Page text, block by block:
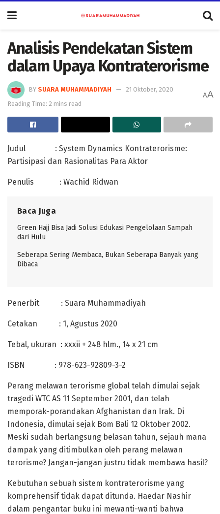
Analisis Pendekatan Sistem
dalam Upaya Kontraterorisme
BY SUARA MUHAMMADIYAH
21 Oktober, 2020
Reading Time: 2 mins read
AA
Judul : System Dynamics Kontraterorisme:
Partisipasi dan Rasionalitas Para Aktor
Penulis : Wachid Ridwan
Baca Juga
Green Hajj Bisa Jadi Solusi Edukasi Pengelolaan Sampah
dari Hulu
Seberapa Sering Membaca, Bukan Seberapa Banyak yang
Dibaca
Penerbit : Suara Muhammadiyah
Cetakan : 1, Agustus 2020
Tebal, ukuran : xxxii + 248 hlm., 14 x 21 cm
ISBN : 978-623-92809-3-2
Perang melawan terorisme global telah dimulai sejak
tragedi WTC AS 11 September 2001, dan telah
memporak-porandakan Afghanistan dan Irak. Di
Indonesia, dimulai sejak Bom Bali 12 Oktober 2002.
Meski sudah berlangsung belasan tahun, sejauh mana
dampak yang ditimbulkan oleh perang melawan
terorisme? Jangan-jangan justru tidak membawa hasil?
Kebutuhan sebuah sistem kontraterorisme yang
komprehensif tidak dapat ditunda. Haedar Nashir
dalam pengantar buku ini mewanti-wanti bahwa